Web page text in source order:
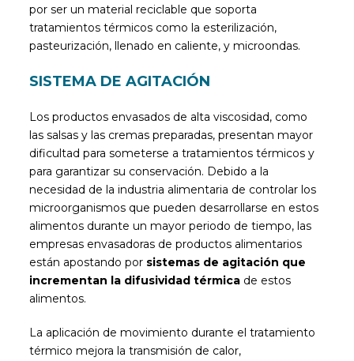
por ser un material reciclable que soporta
tratamientos térmicos como la esterilización,
pasteurización, llenado en caliente, y microondas.
SISTEMA DE AGITACIÓN
Los productos envasados de alta viscosidad, como
las salsas y las cremas preparadas, presentan mayor
dificultad para someterse a tratamientos térmicos y
para garantizar su conservación. Debido a la
necesidad de la industria alimentaria de controlar los
microorganismos que pueden desarrollarse en estos
alimentos durante un mayor periodo de tiempo, las
empresas envasadoras de productos alimentarios
están apostando por sistemas de agitación que
incrementan la difusividad térmica de estos
alimentos.
La aplicación de movimiento durante el tratamiento
térmico mejora la transmisión de calor,